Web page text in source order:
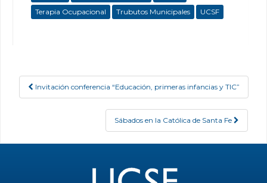
Terapia Ocupacional
Trubutos Municipales UCSF
Post navigation
Invitación conferencia “Educación, primeras infancias y TIC”
Sábados en la Católica de Santa Fe